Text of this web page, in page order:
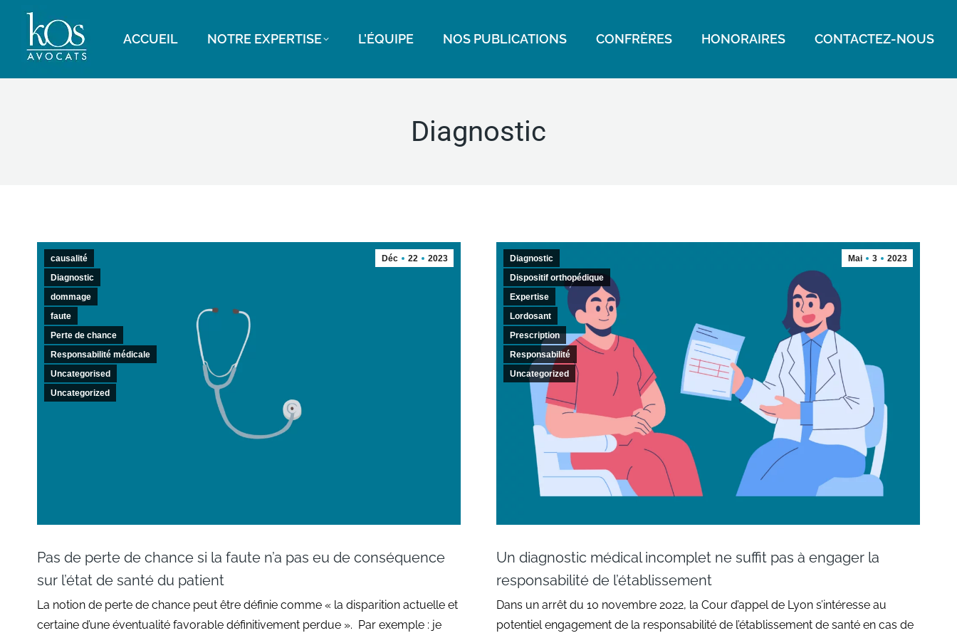
ACCUEIL NOTRE EXPERTISE L’ÉQUIPE NOS PUBLICATIONS CONFRÈRES HONORAIRES CONTACTEZ-NOUS
Diagnostic
Déc 22 2023
causalité
Diagnostic
dommage
faute
Perte de chance
Responsabilité médicale
Uncategorised
Uncategorized
Pas de perte de chance si la faute n’a pas eu de conséquence
sur l’état de santé du patient
La notion de perte de chance peut être définie comme « la disparition actuelle et
certaine d’une éventualité favorable définitivement perdue ». Par exemple : je
Mai 3 2023
Diagnostic
Dispositif orthopédique
Expertise
Lordosant
Prescription
Responsabilité
Uncategorized
Un diagnostic médical incomplet ne suffit pas à engager la
responsabilité de l’établissement
Dans un arrêt du 10 novembre 2022, la Cour d’appel de Lyon s’intéresse au
potentiel engagement de la responsabilité de l’établissement de santé en cas de